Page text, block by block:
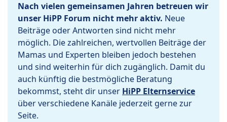
Nach vielen gemeinsamen Jahren betreuen wir
unser HiPP Forum nicht mehr aktiv. Neue
Beiträge oder Antworten sind nicht mehr
möglich. Die zahlreichen, wertvollen Beiträge der
Mamas und Experten bleiben jedoch bestehen
und sind weiterhin für dich zugänglich. Damit du
auch künftig die bestmögliche Beratung
bekommst, steht dir unser HiPP Elternservice
über verschiedene Kanäle jederzeit gerne zur
Seite.